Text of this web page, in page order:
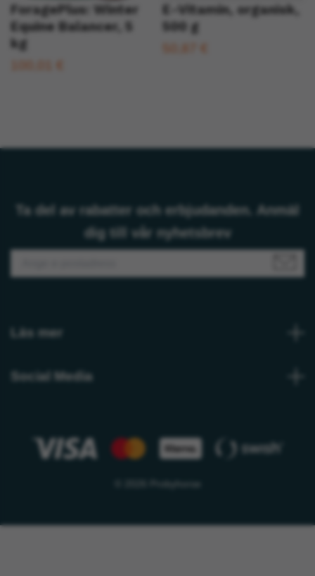
ForagePlus: Winter
Equine Balancer, 5
kg
E-Vitamin, organisk,
500 g
Ta del av rabatter och erbjudanden. Anmäl
dig till vår nyhetsbrev
Läs mer
Social Media